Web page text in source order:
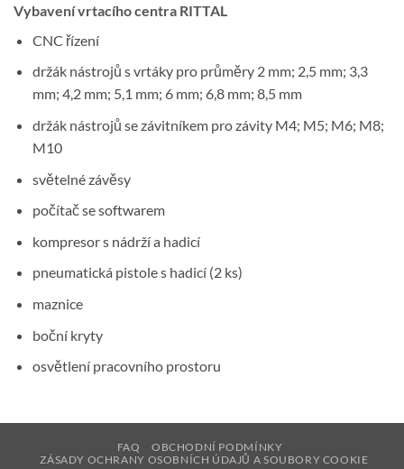
Vybavení vrtacího centra RITTAL
CNC řízení
držák nástrojů s vrtáky pro průměry 2 mm; 2,5 mm; 3,3
mm; 4,2 mm; 5,1 mm; 6 mm; 6,8 mm; 8,5 mm
držák nástrojů se závitníkem pro závity M4; M5; M6; M8;
M10
světelné závěsy
počítač se softwarem
kompresor s nádrží a hadicí
pneumatická pistole s hadicí (2 ks)
maznice
boční kryty
osvětlení pracovního prostoru
FAQ
OBCHODNÍ PODMÍNKY
ZÁSADY OCHRANY OSOBNÍCH ÚDAJŮ A SOUBORY COOKIE